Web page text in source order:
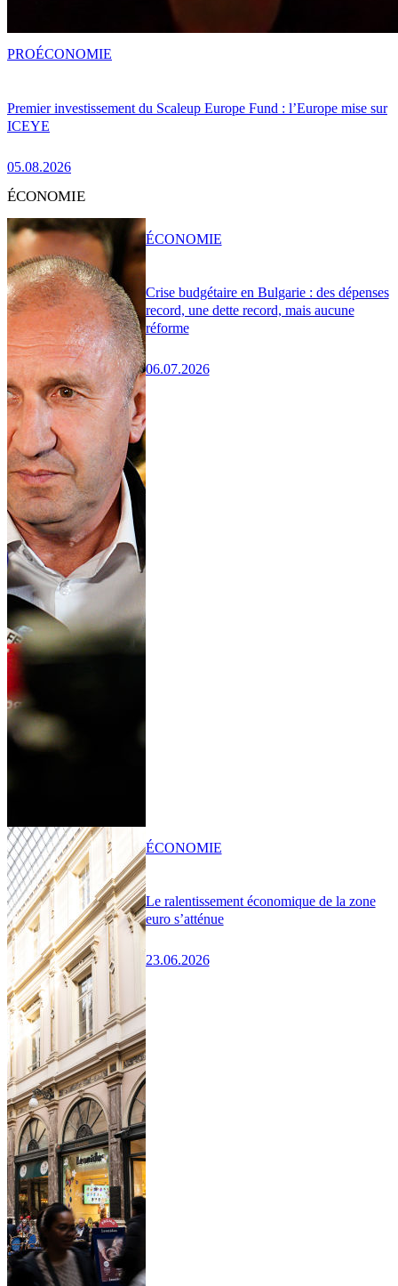
Premier investissement du Scaleup Europe Fund : l’Europe mise sur
ICEYE
05.08.2026
PROÉCONOMIE
ÉCONOMIE
Crise budgétaire en Bulgarie : des dépenses
record, une dette record, mais aucune
réforme
06.07.2026
ÉCONOMIE
Le ralentissement économique de la zone
euro s’atténue
23.06.2026
ÉCONOMIE